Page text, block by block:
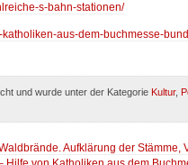
s-bahn-stationen/
aus-dem-buchmesse-
und wurde unter der Kategorie Kultur,
Aufklärung der Stämme,